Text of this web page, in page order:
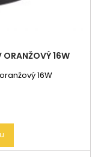
16W
16W